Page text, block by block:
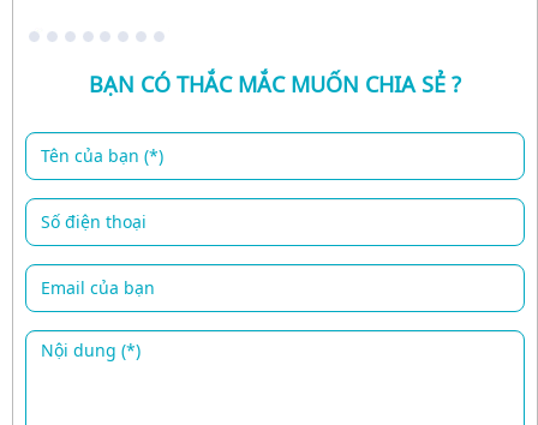
BẠN CÓ THẮC MẮC MUỐN CHIA SẺ ?